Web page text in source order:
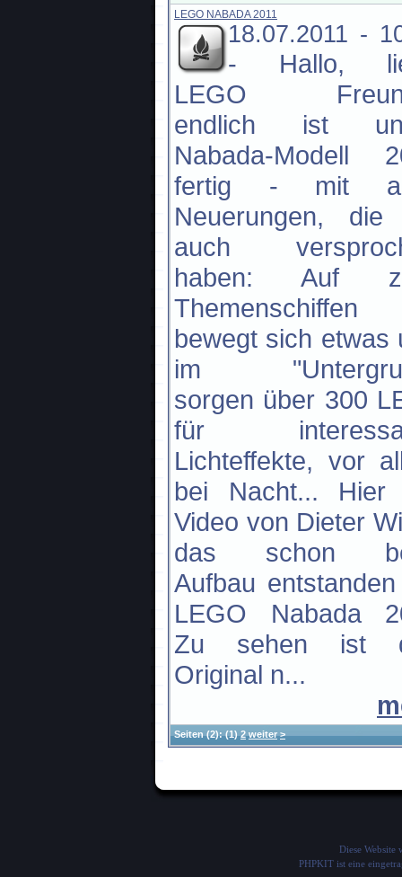
LEGO NABADA 2011
18.07.2011 -
- Hallo,
LEGO
endlich ist
Nabada-Modell
fertig - mit
Neuerungen, die
auch
haben: Auf
Themenschiffen
bewegt sich etwas
im
sorgen über 300
für
Lichteffekte, vor
bei Nacht... Hier
Video von Dieter
das schon
Aufbau
LEGO Nabada
Zu sehen ist
Original n...
Seiten(2):(1) 2 weiter >
Diese Website
PHPKIT ist eine